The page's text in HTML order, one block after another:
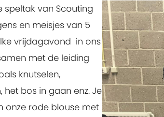
speltak van Scouting
en meisjes van 5
vrijdagavond in ons
met de leiding
knutselen,
het bos in gaan enz. Je
onze rode blouse met